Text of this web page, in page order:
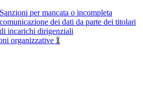
Sanzioni per mancata o incompleta
comunicazione dei dati da parte dei titolari
di incarichi dirigenziali
organizzative 1